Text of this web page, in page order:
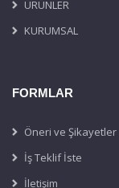
ÜRÜNLER
KURUMSAL
FORMLAR
Öneri ve Şikayetler
İş Teklif İste
İletişim